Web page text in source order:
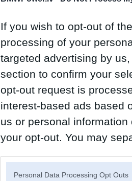
If you wish to opt-out of
processing of your
targeted advertising by
section to confirm your
opt-out request is
interest-based ads based
us or personal
your opt-out. You may
Personal Data Processing Opt Outs